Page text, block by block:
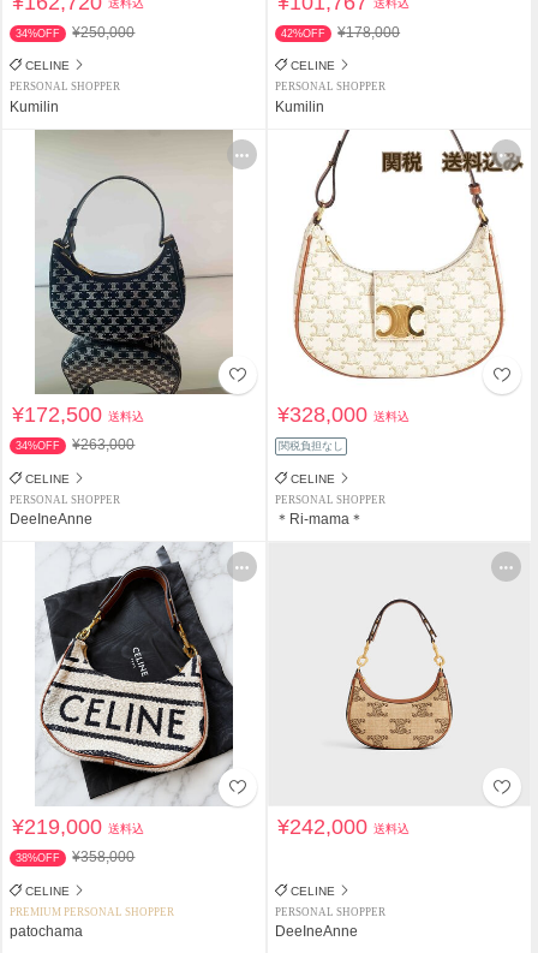
送料込
34%OFF ¥250,000
CELINE
PERSONAL SHOPPER
Kumilin
送料込
42%OFF ¥178,000
CELINE
PERSONAL SHOPPER
Kumilin
¥172,500送料込
34%OFF ¥263,000
CELINE
PERSONAL SHOPPER
DeeIneAnne
¥328,000送料込
関税負担なし
CELINE
PERSONAL SHOPPER
＊Ri-mama＊
¥219,000送料込
38%OFF ¥358,000
CELINE
PREMIUM PERSONAL SHOPPER
patochama
¥242,000送料込
CELINE
PERSONAL SHOPPER
DeeIneAnne